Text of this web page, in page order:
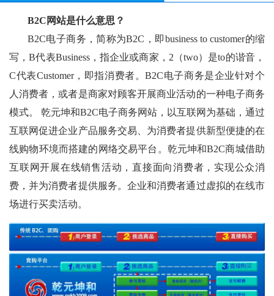
B2C网站是什么意思？
B2C电子商务，简称为B2C，即business to customer的缩
写，B代表Business，指企业或商家，2（two）是to的谐音，
C代表Customer，即指消费者。B2C电子商务是企业针对个
人消费者，或者是商家对顾客开展商业活动的一种电子商务
模式。 乾元坤和B2C电子商务网站，以互联网为基础，通过
互联网促进企业产品服务交易、为消费者提供新型便捷的在
线购物环境而搭建的网络交易平台。乾元坤和B2C商城借助
互联网开展在线销售活动，直接面向消费者，实现公众消
费，并为消费者提供服务。企业和消费者通过虚拟的在线市
场进行买卖活动。